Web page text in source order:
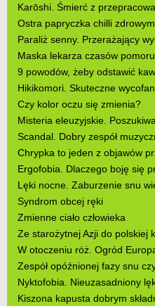
Karōshi. Śmierć z
Ostra papryczka chilli
Paraliż senny. Przerażający
Maska lekarza czasów pomoru
9 powodów, żeby odstawić
Hikikomori. Skuteczne
Czy kolor oczu się zmienia?
Misteria eleuzyjskie.
Scandal. Dobry zespół
Chrypka to jeden z objawów
Ergofobia. Dlaczego boję się
Lęki nocne. Zaburzenie snu
Syndrom obcej ręki
Zmienne ciało człowieka
Ze starożytnej Azji do polskiej
W otoczeniu róż. Ogród
Zespół opóźnionej fazy snu
Nyktofobia. Nieuzasadniony
Kiszona kapusta dobrym